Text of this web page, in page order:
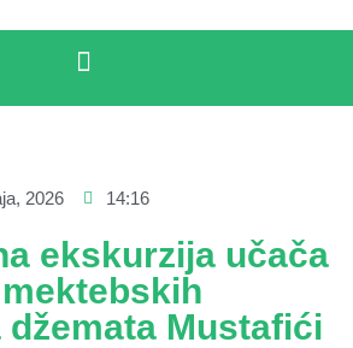
2026 14:16
ekskurzija učača
mektebskih
džemata Mustafići